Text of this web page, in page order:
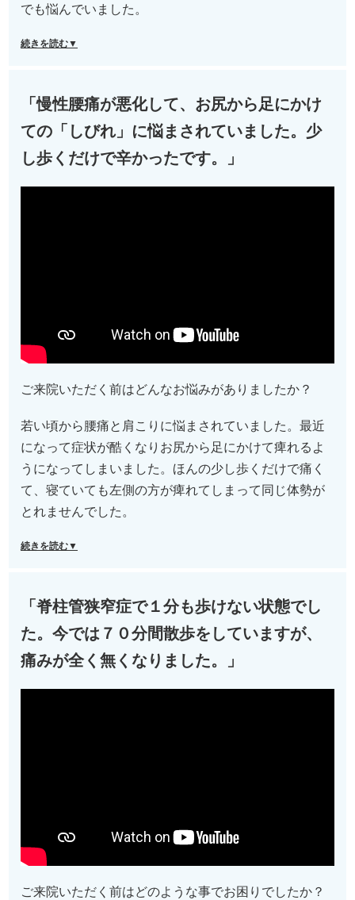
でも悩んでいました。
続きを読む▼
「慢性腰痛が悪化して、お尻から足にかけ
ての「しびれ」に悩まされていました。少
し歩くだけで辛かったです。」
ご来院いただく前はどんなお悩みがありましたか？
若い頃から腰痛と肩こりに悩まされていました。最近
になって症状が酷くなりお尻から足にかけて痺れるよ
うになってしまいました。ほんの少し歩くだけで痛く
て、寝ていても左側の方が痺れてしまって同じ体勢が
とれませんでした。
続きを読む▼
「脊柱管狭窄症で１分も歩けない状態でし
た。今では７０分間散歩をしていますが、
痛みが全く無くなりました。」
ご来院いただく前はどのような事でお困りでしたか？